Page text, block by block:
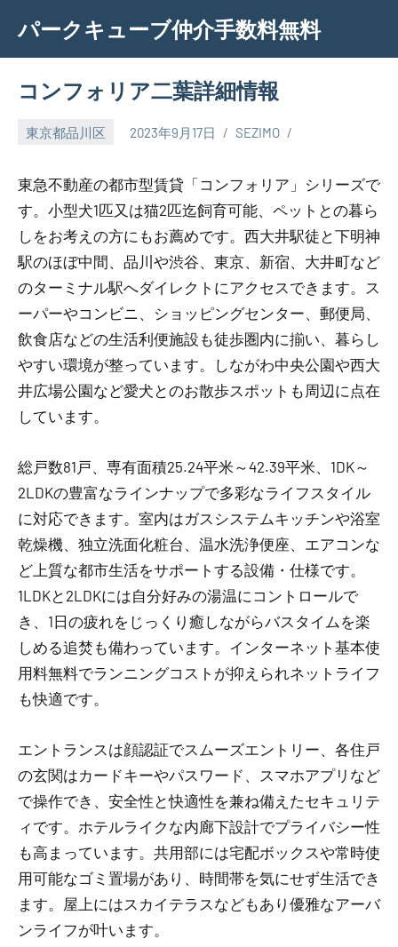
content
パークキューブ仲介手数料無料
コンフォリア二葉詳細情報
東京都品川区 2023年9月17日 SEZIMO
東急不動産の都市型賃貸「コンフォリア」シリーズで
す。小型犬1匹又は猫2匹迄飼育可能、ペットとの暮ら
しをお考えの方にもお薦めです。西大井駅徒と下明神
駅のほぼ中間、品川や渋谷、東京、新宿、大井町など
のターミナル駅へダイレクトにアクセスできます。ス
ーパーやコンビニ、ショッピングセンター、郵便局、
飲食店などの生活利便施設も徒歩圏内に揃い、暮らし
やすい環境が整っています。しながわ中央公園や西大
井広場公園など愛犬とのお散歩スポットも周辺に点在
しています。
総戸数81戸、専有面積25.24平米～42.39平米、1DK～
2LDKの豊富なラインナップで多彩なライフスタイル
に対応できます。室内はガスシステムキッチンや浴室
乾燥機、独立洗面化粧台、温水洗浄便座、エアコンな
ど上質な都市生活をサポートする設備・仕様です。
1LDKと2LDKには自分好みの湯温にコントロールで
き、1日の疲れをじっくり癒しながらバスタイムを楽
しめる追焚も備わっています。インターネット基本使
用料無料でランニングコストが抑えられネットライフ
も快適です。
エントランスは顔認証でスムーズエントリー、各住戸
の玄関はカードキーやパスワード、スマホアプリなど
で操作でき、安全性と快適性を兼ね備えたセキュリテ
ィです。ホテルライクな内廊下設計でプライバシー性
も高まっています。共用部には宅配ボックスや常時使
用可能なゴミ置場があり、時間帯を気にせず生活でき
ます。屋上にはスカイテラスなどもあり優雅なアーバ
ンライフが叶います。